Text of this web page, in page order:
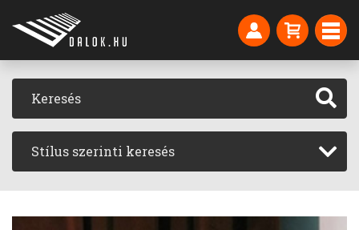
Stílus szerinti keresés